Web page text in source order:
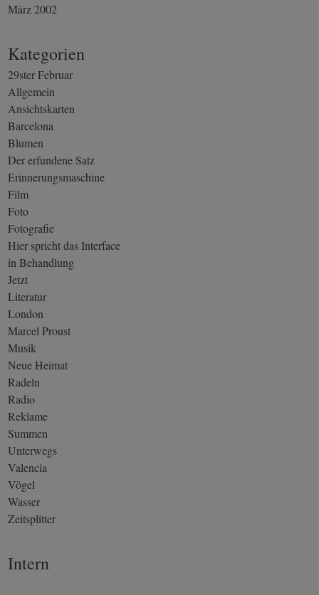
März 2002
Kategorien
29ster Februar
Allgemein
Ansichtskarten
Barcelona
Blumen
Der erfundene Satz
Erinnerungsmaschine
Film
Foto
Fotografie
Hier spricht das Interface
in Behandlung
Jetzt
Literatur
London
Marcel Proust
Musik
Neue Heimat
Radeln
Radio
Reklame
Summen
Unterwegs
Valencia
Vögel
Wasser
Zeitsplitter
Intern